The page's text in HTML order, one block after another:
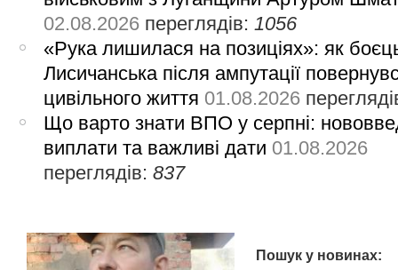
02.08.2026 переглядів:1056
«Рука лишилася на позиціях»: як
Лисичанська після ампутації
цивільного життя 01.08.2026
Що варто знати ВПО у серпні:
виплати та важливі дати 01.08.2026
переглядів:837
Пошук у новинах: